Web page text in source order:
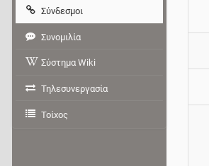
Σύνδεσμοι
Συνομιλία
Σύστημα Wiki
Τηλεσυνεργασία
Τοίχος